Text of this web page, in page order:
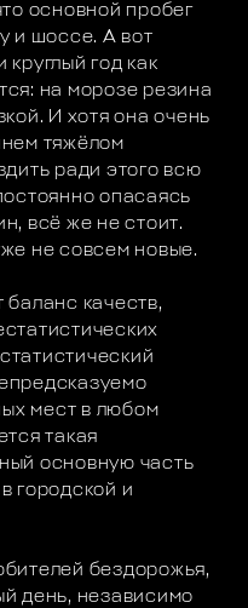
основной пробег
и шоссе. А вот
год как
на морозе резина
И хотя она очень
тяжёлом
ради этого всю
опасаясь
всё же не стоит.
не совсем новые.
качеств,
мест в любом
такая
основную часть
городской и
бездорожья,
день, независимо